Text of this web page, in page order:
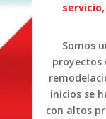
Somos
proyectos
inicios se
con altos